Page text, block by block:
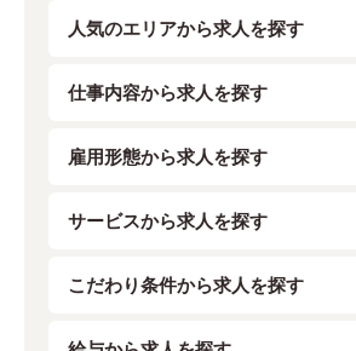
人気のエリアから求人を探す
仕事内容から求人を探す
雇用形態から求人を探す
サービスから求人を探す
こだわり条件から求人を探す